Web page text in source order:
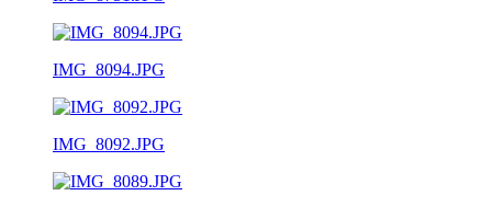
IMG_8094.JPG
IMG_8092.JPG